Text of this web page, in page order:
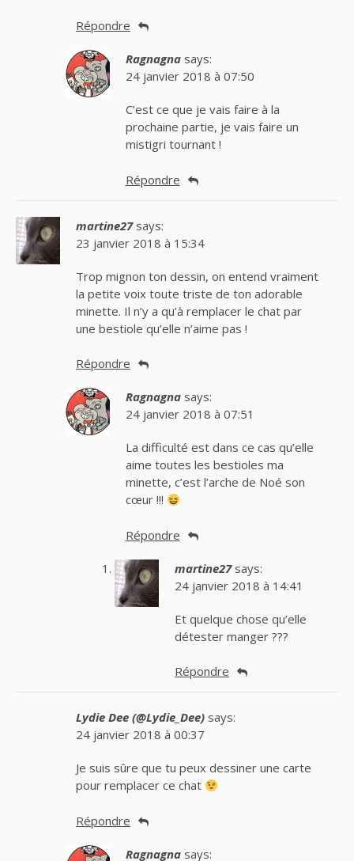
Répondre
Ragnagna says:
24 janvier 2018 à 07:50
C’est ce que je vais faire à la
prochaine partie, je vais faire un
mistigri tournant !
Répondre
martine27 says:
23 janvier 2018 à 15:34
Trop mignon ton dessin, on entend vraiment
la petite voix toute triste de ton adorable
minette. Il n’y a qu’à remplacer le chat par
une bestiole qu’elle n’aime pas !
Répondre
Ragnagna says:
24 janvier 2018 à 07:51
La difficulté est dans ce cas qu’elle
aime toutes les bestioles ma
minette, c’est l’arche de Noé son
cœur !!!
Répondre
martine27 says:
24 janvier 2018 à 14:41
Et quelque chose qu’elle
détester manger ???
Répondre
Lydie Dee (@Lydie_Dee) says:
24 janvier 2018 à 00:37
Je suis sûre que tu peux dessiner une carte
pour remplacer ce chat
Répondre
Ragnagna says: